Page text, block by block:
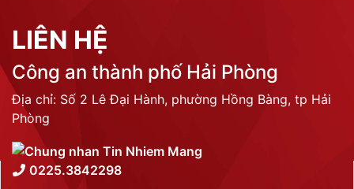
LIÊN HỆ
Công an thành phố Hải Phòng
Địa chỉ: Số 2 Lê Đại Hành, phường Hồng Bàng, tp Hải
Phòng
0225.3842298